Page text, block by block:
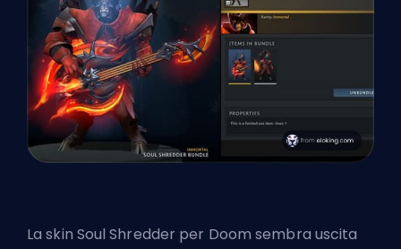
La skin Soul Shredder per Doom sembra uscita